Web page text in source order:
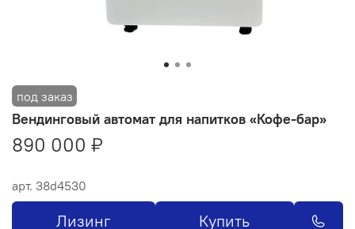
арт. 38d4530
Вендинговый автомат для напитков «Кофе-бар»
890 000 ₽
Лизинг Купить